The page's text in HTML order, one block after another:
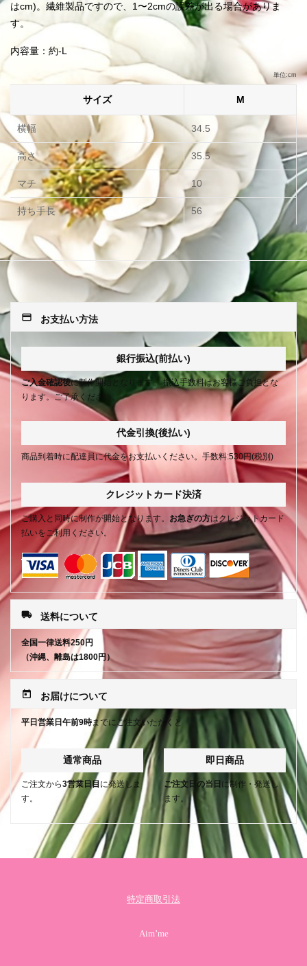
はcm)。繊維製品ですので、1〜2cmの誤差が出る場合がありま
す。
内容量：約-L
単位:cm
サイズ M
横幅 34.5
高さ 35.5
マチ 10
持ち手長 56
payment お支払い方法
銀行振込(前払い)
ご入金確認後に製作開始となります。 振込手数料はお客様ご負担とな
ります。ご了承ください。
代金引換(後払い)
商品到着時に配達員に代金をお支払いください。手数料:530円(税別)
クレジットカード決済
ご購入と同時に制作が開始となります。 お急ぎの方はクレジットカード
払いをご利用ください。
local_shipping 送料について
全国一律送料250円
（沖縄、離島は1800円）
today お届けについて
平日営業日午前9時までにご注文いただくと
通常商品
ご注文から3営業日目 に発送しま
す。
即日商品
ご注文日の当日 に制作・発送し
ます。
特定商取引法
Aim’me